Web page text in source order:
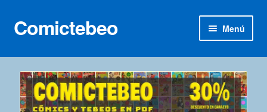
Ir
a
Ir
al
Comictebeo Menú
Inicio
Categorías